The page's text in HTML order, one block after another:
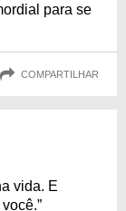
para se
COMPARTILHAR
vida. E